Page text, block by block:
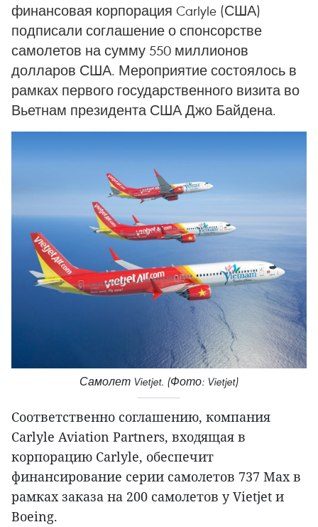
финансовая корпорация Carlyle (США)
подписали соглашение о спонсорстве
самолетов на сумму 550 миллионов
долларов США. Мероприятие состоялось в
рамках первого государственного визита во
Вьетнам президента США Джо Байдена.
Самолет Vietjet. (Фото: Vietjet)
Соответственно соглашению, компания
Carlyle Aviation Partners, входящая в
корпорацию Carlyle, обеспечит
финансирование серии самолетов 737 Max в
рамках заказа на 200 самолетов у Vietjet и
Boeing.